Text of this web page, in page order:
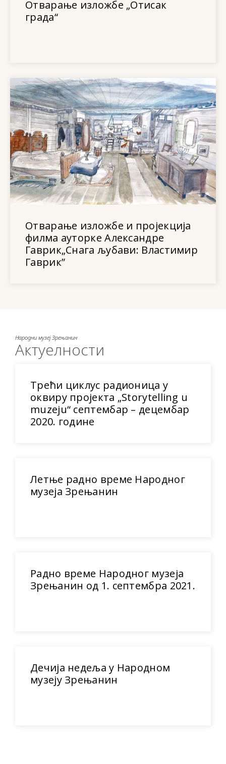
Отварање изложбе „Отисак
града“
Отварање изложбе и пројекција
филма ауторке Александре
Гаврик„Снага љубави: Властимир
Гаврик”
Народни музеј Зрењанин
Актуелности
Трећи циклус радионица у
оквиру пројекта „Storytelling u
muzeju“ септембар – децембар
2020. године
Летње радно време Народног
музеја Зрењанин
Радно време Народног музеја
Зрењанин од 1. септембра 2021.
Дечија недеља у Народном
музеју Зрењанин